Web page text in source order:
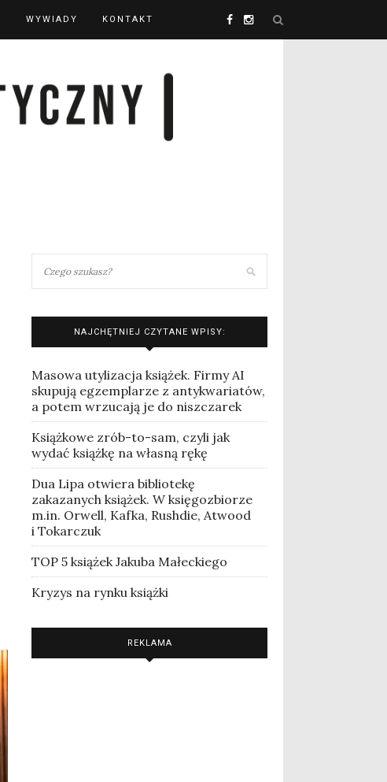
WYWIADY KONTAKT
NAJCHĘTNIEJ CZYTANE WPISY:
Masowa utylizacja książek. Firmy AI
skupują egzemplarze z antykwariatów,
a potem wrzucają je do niszczarek
Książkowe zrób-to-sam, czyli jak
wydać książkę na własną rękę
Dua Lipa otwiera bibliotekę
zakazanych książek. W księgozbiorze
m.in. Orwell, Kafka, Rushdie, Atwood
i Tokarczuk
TOP 5 książek Jakuba Małeckiego
Kryzys na rynku książki
REKLAMA